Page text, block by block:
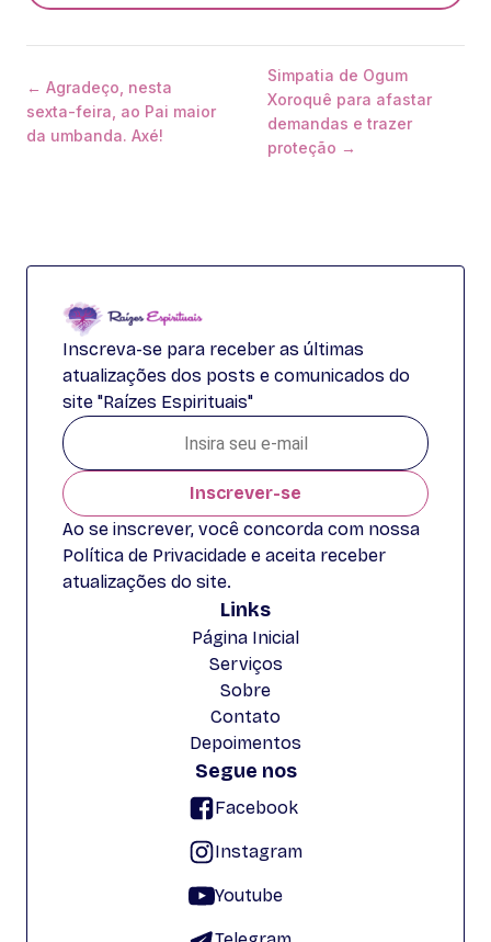
← Agradeço, nesta
sexta-feira, ao Pai maior
da umbanda. Axé!
Simpatia de Ogum
Xoroquê para afastar
demandas e trazer
proteção →
Inscreva-se para receber as últimas
atualizações dos posts e comunicados do
site "Raízes Espirituais"
Inscrever-se
Ao se inscrever, você concorda com nossa
Política de Privacidade e aceita receber
atualizações do site.
Links
Página Inicial
Serviços
Sobre
Contato
Depoimentos
Segue nos
Facebook
Instagram
Youtube